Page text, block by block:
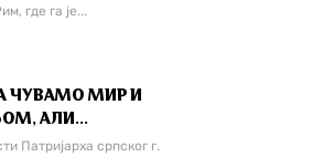
где га је...
ЧУВАМО МИР И
АЛИ...
Патријарха српског г.